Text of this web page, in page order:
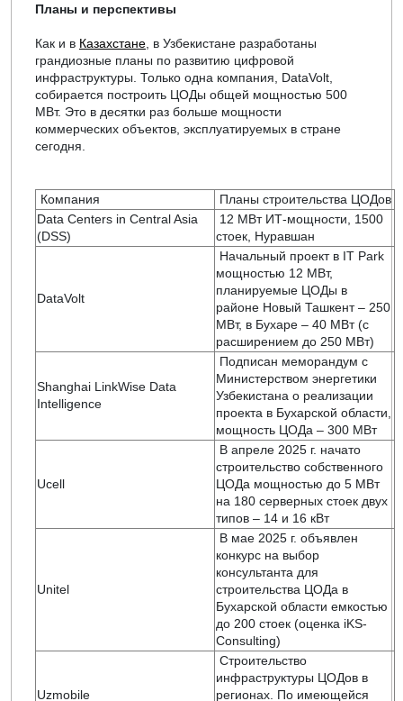
Планы и перспективы
Как и в Казахстане , в Узбекистане разработаны
грандиозные планы по развитию цифровой
инфраструктуры. Только одна компания, DataVolt,
собирается построить ЦОДы общей мощностью 500
МВт. Это в десятки раз больше мощности
коммерческих объектов, эксплуатируемых в стране
сегодня.
Компания
Планы строительства ЦОДов
Data Centers in Central Asia
(DSS)
12 МВт ИТ-мощности, 1500
стоек, Нуравшан
DataVolt
Начальный проект в IT Park
мощностью 12 МВт,
планируемые ЦОДы в
районе Новый Ташкент – 250
МВт, в Бухаре – 40 МВт (с
расширением до 250 МВт)
Shanghai LinkWise Data
Intelligence
Подписан меморандум с
Министерством энергетики
Узбекистана о реализации
проекта в Бухарской области,
мощность ЦОДа – 300 МВт
Ucell
В апреле 2025 г. начато
строительство собственного
ЦОДа мощностью до 5 МВт
на 180 серверных стоек двух
типов – 14 и 16 кВт
Unitel
В мае 2025 г. объявлен
конкурс на выбор
консультанта для
строительства ЦОДа в
Бухарской области емкостью
до 200 стоек (оценка iKS-
Consulting)
Uzmobile
Строительство
инфраструктуры ЦОДов в
регионах. По имеющейся